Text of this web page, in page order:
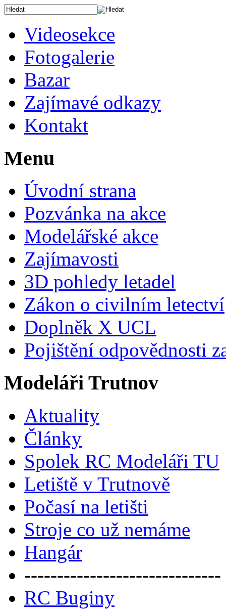
Videosekce
Fotogalerie
Bazar
Zajímavé odkazy
Kontakt
Menu
Úvodní strana
Pozvánka na akce
Modelářské akce
Zajímavosti
3D pohledy letadel
Zákon o civilním letectví
Doplněk X UCL
Pojištění odpovědnosti
Modeláři Trutnov
Aktuality
Články
Spolek RC Modeláři TU
Letiště v Trutnově
Počasí na letišti
Stroje co už nemáme
Hangár
------------------------------
RC Buginy